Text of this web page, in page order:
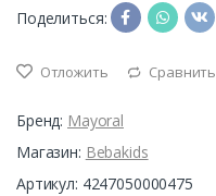
Поделиться:
Отложить Сравнить
Бренд: Mayoral
Магазин: Bebakids
Артикул: 4247050000475